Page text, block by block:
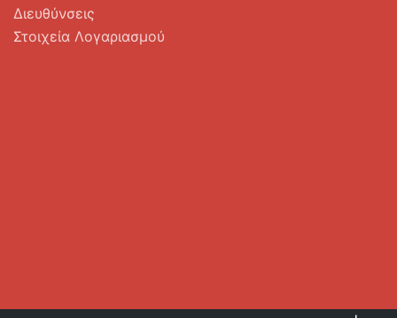
Διευθύνσεις
Στοιχεία Λογαριασμού